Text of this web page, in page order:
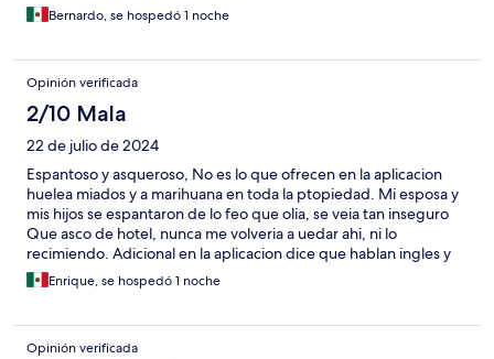
Bernardo, se hospedó 1 noche
Opinión verificada
2/10 Mala
22 de julio de 2024
Espantoso y asqueroso, No es lo que ofrecen en la aplicacion
huelea miados y a marihuana en toda la ptopiedad. Mi esposa y
mis hijos se espantaron de lo feo que olia, se veia tan inseguro
Que asco de hotel, nunca me volveria a uedar ahi, ni lo
recimiendo. Adicional en la aplicacion dice que hablan ingles y
español. Y nadie hablaba español. Eso y mas cosas quisiera
poner.
Enrique, se hospedó 1 noche
Opinión verificada